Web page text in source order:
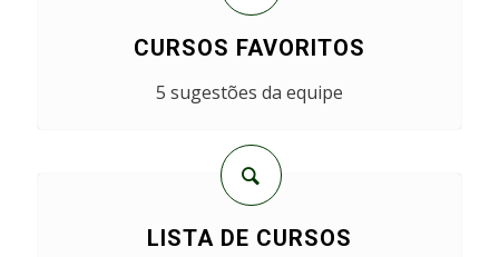
CURSOS FAVORITOS
5 sugestões da equipe
LISTA DE CURSOS